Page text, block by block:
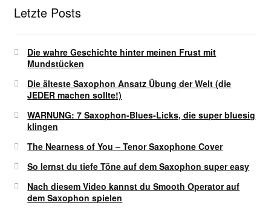
Letzte Posts
Die wahre Geschichte hinter meinen Frust mit
Mundstücken
Die älteste Saxophon Ansatz Übung der Welt (die
JEDER machen sollte!)
WARNUNG: 7 Saxophon-Blues-Licks, die super bluesig
klingen
The Nearness of You – Tenor Saxophone Cover
So lernst du tiefe Töne auf dem Saxophon super easy
Nach diesem Video kannst du Smooth Operator auf
dem Saxophon spielen